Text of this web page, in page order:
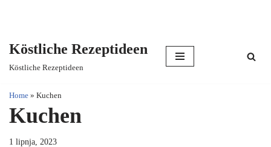
content
Köstliche Rezeptideen
Köstliche Rezeptideen
Home » Kuchen
Kuchen
1 lipnja, 2023